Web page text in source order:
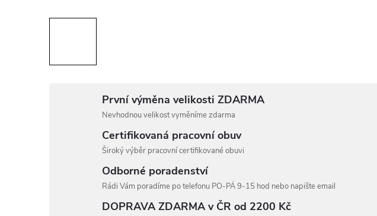
První výměna velikosti ZDARMA
Nevhodnou velikost vyměníme zdarma
Certifikovaná pracovní obuv
Široký výběr pracovní certifikované obuvi
Odborné poradenství
Rádi Vám poradíme po telefonu PO-PÁ 9-15 hod nebo napište email
DOPRAVA ZDARMA v ČR od 2200 Kč